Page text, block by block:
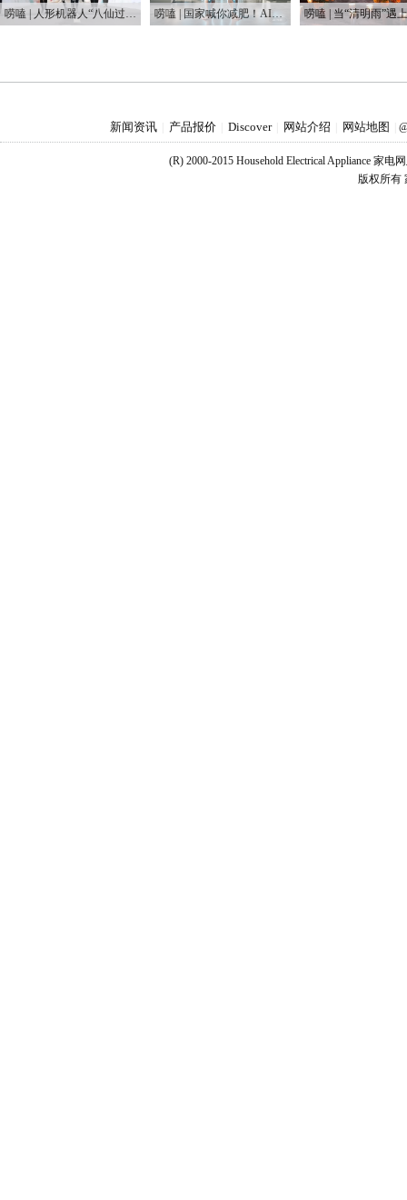
唠嗑 | 人形机器人“八仙过海”，这届“半马”有点癫 唠嗑 | 国家喊你减肥！AI教练真能让你躺瘦？
新闻资讯 产品报价 Discover 网站介绍 网站地图
(R) 2000-2015 Household Electrical Appliance 家电
版权所有